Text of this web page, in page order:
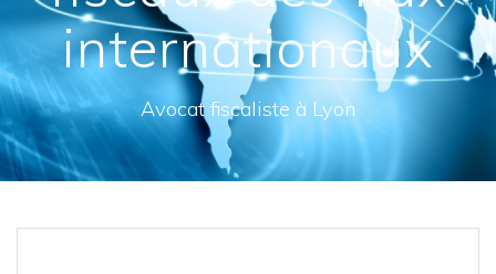
internationaux
Avocat fiscaliste à Lyon